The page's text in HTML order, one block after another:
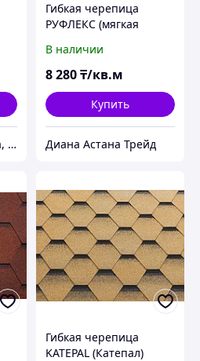
№1 гибкая черепица, композитная черепица из Европы, по лучшим ценам в Алматы
Гибкая черепица
РУФЛЕКС (мягкая
модифицированная,
Гарантия 35 лет, Сота
В наличии
8 280₸/кв.м
Купить
Диана Астана Трейд
Гибкая черепица
KATEPAL (Катепал)